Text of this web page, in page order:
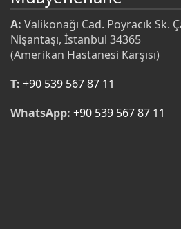
A: Valikonağı Cad. Poyracık Sk.
Nişantaşı, İstanbul 34365
(Amerikan Hastanesi Karşısı)
T: +90 539 567 87 11
WhatsApp: +90 539 567 87 11